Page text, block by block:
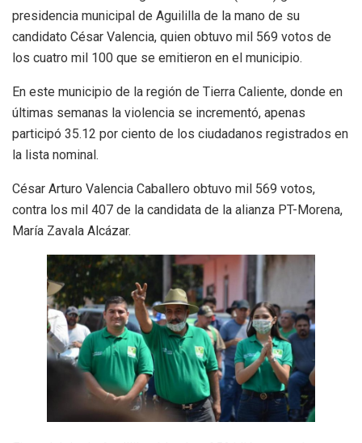
presidencia municipal de Aguililla de la mano de su
candidato César Valencia, quien obtuvo mil 569 votos de
los cuatro mil 100 que se emitieron en el municipio.
En este municipio de la región de Tierra Caliente, donde en
últimas semanas la violencia se incrementó, apenas
participó 35.12 por ciento de los ciudadanos registrados en
la lista nominal.
César Arturo Valencia Caballero obtuvo mil 569 votos,
contra los mil 407 de la candidata de la alianza PT-Morena,
María Zavala Alcázar.